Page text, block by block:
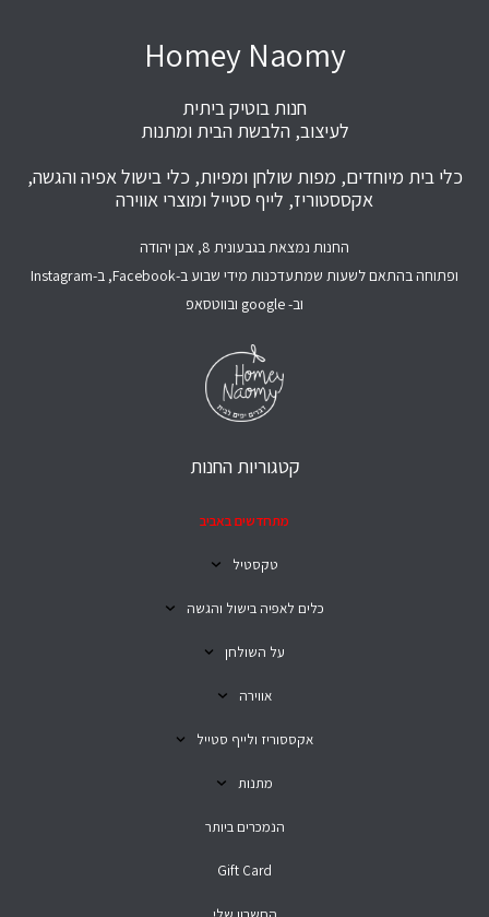
Homey Naomy
חנות בוטיק ביתית
לעיצוב, הלבשת הבית ומתנות
כלי בית מיוחדים, מפות שולחן ומפיות, כלי בישול אפיה והגשה,
אקססטוריז, לייף סטייל ומוצרי אווירה
החנות נמצאת בגבעונית 8, אבן יהודה
ופתוחה בהתאם לשעות שמתעדכנות מידי שבוע ב-Facebook, ב-Instagram
וב- google ובווטסאפ
קטגוריות החנות
מתחדשים באביב
טקסטיל
כלים לאפיה בישול והגשה
על השולחן
אווירה
אקססוריז ולייף סטייל
מתנות
הנמכרים ביותר
Gift Card